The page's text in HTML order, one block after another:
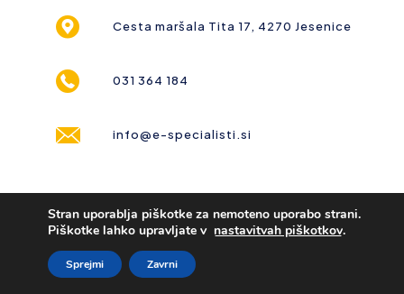
Cesta maršala Tita 17, 4270 Jesenice
031 364 184
info@e-specialisti.si
Stran uporablja piškotke za nemoteno uporabo strani.
Piškotke lahko upravljate v nastavitvah piškotkov.
Sprejmi Zavrni